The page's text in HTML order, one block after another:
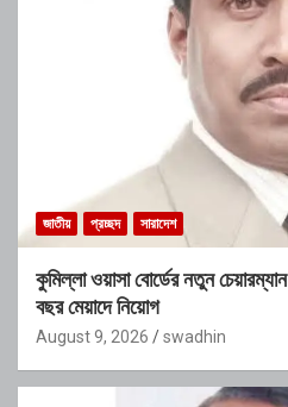
জাতীয় প্রচ্ছদ সারাদেশ
কুমিল্লা ওয়াসা বোর্ডের নতুন
বছর মেয়াদে নিয়োগ
August 9, 2026 swadhin